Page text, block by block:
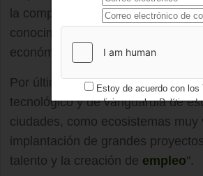
la competitividad, aunando
conocimientos y generando una
económica de la región".
Por último, López-Valverde ha
tecnológico y de vanguardia de
ciudades, como ecosistemas muy
implantación de grandes
talento y la creación de empleo".
Estoy de acuerdo con los
condicionesy losPolítica